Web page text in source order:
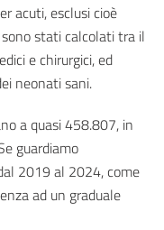
acuti, esclusi cioè
stati calcolati tra il
e chirurgici, ed
neonati sani.
a quasi 458.807, in
guardiamo
2019 al 2024, come
ad un graduale